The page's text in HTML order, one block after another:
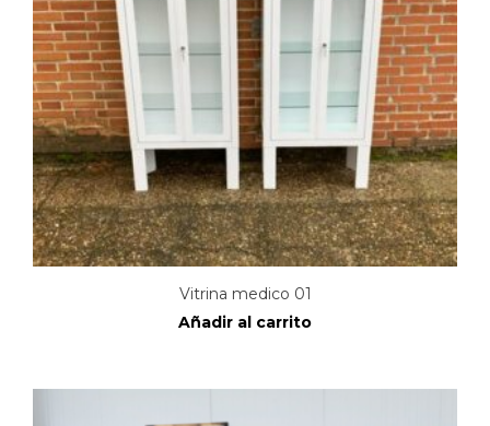
Vitrina medico 01
Añadir al carrito